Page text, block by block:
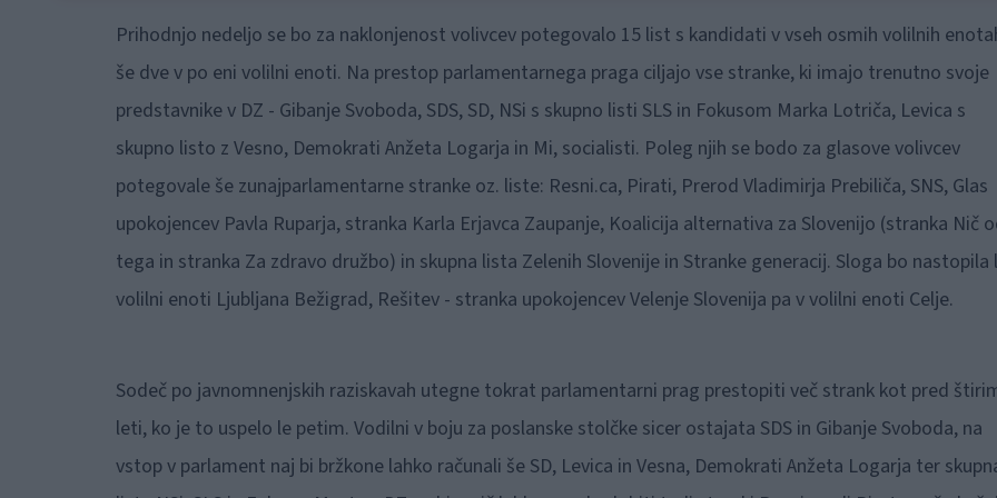
Prihodnjo nedeljo se bo za naklonjenost volivcev potegovalo 15 list s kandidati v vseh osmih volilnih
še dve v po eni volilni enoti. Na prestop parlamentarnega praga ciljajo vse stranke, ki imajo trenutno svoje
predstavnike v DZ - Gibanje Svoboda, SDS, SD, NSi s skupno listi SLS in Fokusom Marka Lotriča, Levica s
skupno listo z Vesno, Demokrati Anžeta Logarja in Mi, socialisti. Poleg njih se bodo za glasove volivcev
potegovale še zunajparlamentarne stranke oz. liste: Resni.ca, Pirati, Prerod Vladimirja Prebiliča, SNS, Glas
upokojencev Pavla Ruparja, stranka Karla Erjavca Zaupanje, Koalicija alternativa za Slovenijo (stranka Nič
tega in stranka Za zdravo družbo) in skupna lista Zelenih Slovenije in Stranke generacij. Sloga bo nastopila
volilni enoti Ljubljana Bežigrad, Rešitev - stranka upokojencev Velenje Slovenija pa v volilni enoti Celje.
Sodeč po javnomnenjskih raziskavah utegne tokrat parlamentarni prag prestopiti več strank kot pred
leti, ko je to uspelo le petim. Vodilni v boju za poslanske stolčke sicer ostajata SDS in Gibanje Svoboda, na
vstop v parlament naj bi bržkone lahko računali še SD, Levica in Vesna, Demokrati Anžeta Logarja ter